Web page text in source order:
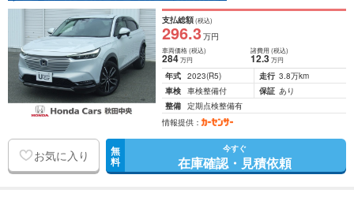
支払総額(税込)
296.3万円
車両価格(税込)
284万円
諸費用 (税込)
12.3 万円
年式 2023(R5) 走行 3.8万km
車検 車検整備付 保証 あり
整備 定期点検整備有
情報提供：
お気に入り 無
料
今すぐ
在庫確認・見積依頼